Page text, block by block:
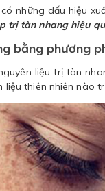
những dấu hiệu
trị tàn nhang hiệu
bằng phương
liệu trị tàn
liệu thiên nhiên nào